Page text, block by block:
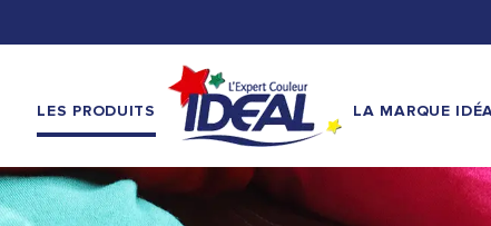
LES PRODUITS LA MARQUE